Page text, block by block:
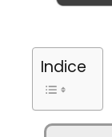
Indice